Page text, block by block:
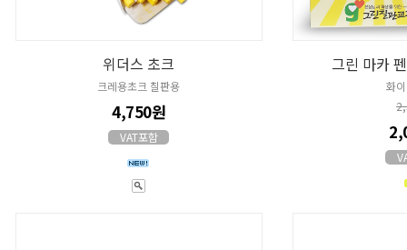
위더스 초크
크레용초크 칠판용
4,750원
VAT포함
그린 마카
화